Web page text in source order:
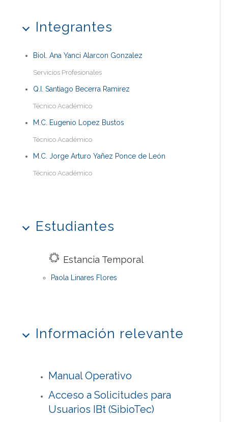
Integrantes
Biol. Ana Yanci Alarcon Gonzalez
Servicios Profesionales
Q.I. Santiago Becerra Ramirez
Técnico Académico
M.C. Eugenio Lopez Bustos
Técnico Académico
M.C. Jorge Arturo Yañez Ponce de León
Técnico Académico
Estudiantes
Estancia Temporal
Paola Linares Flores
Información relevante
Manual Operativo
Acceso a Solicitudes para
Usuarios IBt (SibioTec)